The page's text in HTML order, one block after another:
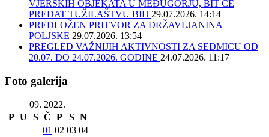
VJERSKIH OBJEKATA U MEĐUGORJU, BIT ĆE
PREDAT TUŽILAŠTVU BIH 29.07.2026. 14:14
PREDLOŽEN PRITVOR ZA DRŽAVLJANINA
POLJSKE 29.07.2026. 13:54
PREGLED VAŽNIJIH AKTIVNOSTI ZA SEDMICU OD
20.07. DO 24.07.2026. GODINE 24.07.2026. 11:17
Foto galerija
09. 2022.
P U S Č P S N
01 02 03 04